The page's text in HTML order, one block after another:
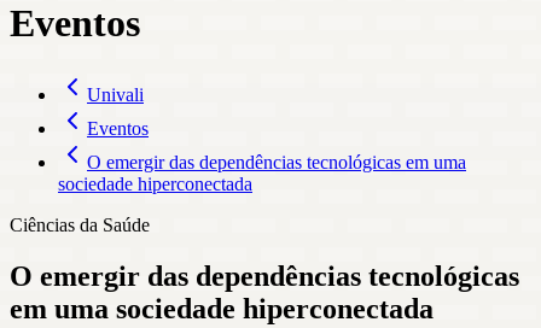
Eventos
Univali
Eventos
O emergir das dependências tecnológicas em uma
sociedade hiperconectada
Ciências da Saúde
O emergir das dependências tecnológicas
em uma sociedade hiperconectada